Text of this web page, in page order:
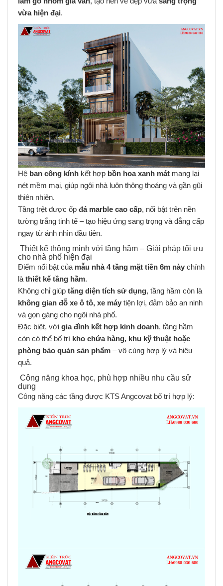
vừa hiện đại.
Hệ ban công kính kết hợp bồn hoa xanh mát mang lại
nét mềm mại, giúp ngôi nhà luôn thông thoáng và gần gũi
thiên nhiên.
Tầng trệt được ốp đá marble cao cấp, nổi bật trên nền
tường trắng tinh tế – tạo hiệu ứng sang trọng và đẳng cấp
ngay từ ánh nhìn đầu tiên.
Thiết kế thông minh với tầng hầm – Giải pháp tối ưu
cho nhà phố hiện đại
Điểm nổi bật của mẫu nhà 4 tầng mặt tiền 6m này chính
là thiết kế tầng hầm.
Không chỉ giúp tăng diện tích sử dụng, tầng hầm còn là
không gian đỗ xe ô tô, xe máy tiện lợi, đảm bảo an ninh
và gọn gàng cho ngôi nhà phố.
Đặc biệt, với gia đình kết hợp kinh doanh, tầng hầm
còn có thể bố trí kho chứa hàng, khu kỹ thuật hoặc
phòng bảo quản sản phẩm – vô cùng hợp lý và hiệu
quả.
Công năng khoa học, phù hợp nhiều nhu cầu sử
dụng
Công năng các tầng được KTS Angcovat bố trí hợp lý: